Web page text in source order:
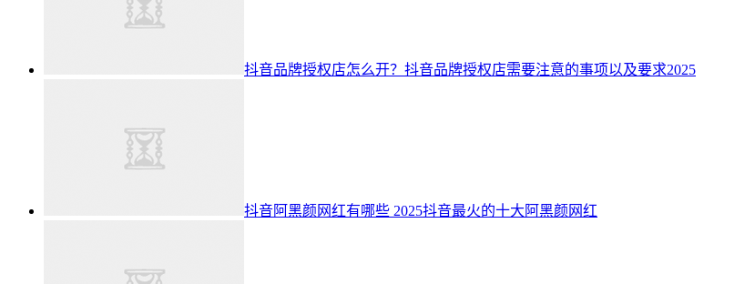
抖音品牌授权店怎么开？抖音品牌授权店需要注意的事项以及要求2025
抖音阿黑颜网红有哪些 2025抖音最火的十大阿黑颜网红​